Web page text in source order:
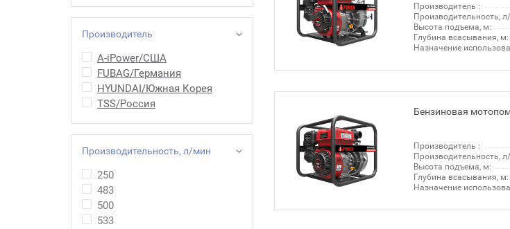
Производитель
A-iPower/США
FUBAG/Германия
HYUNDAI/Южная Корея
TSS/Россия
Производительность, л/мин
250
483
500
533
Производитель :
Производительность,
Высота подъема, м:
Глубина всасывания, м:
Назначение
Бензиновая
Производитель :
Производительность,
Высота подъема, м:
Глубина всасывания, м:
Назначение